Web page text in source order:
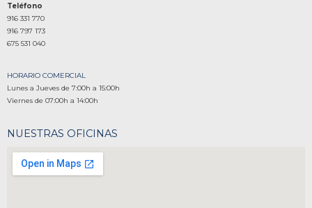
Teléfono
916 331 770
916 797 173
675 531 040
HORARIO COMERCIAL
Lunes a Jueves de 7:00h a 15:00h
Viernes de 07:00h a 14:00h
NUESTRAS OFICINAS